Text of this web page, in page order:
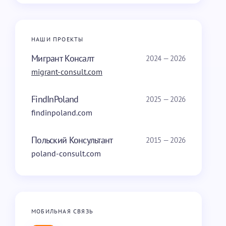
НАШИ ПРОЕКТЫ
Мигрант Консалт 2024 — 2026
migrant-consult.com
FindInPoland 2025 — 2026
findinpoland.com
Польский Консультант 2015 — 2026
poland-consult.com
МОБИЛЬНАЯ СВЯЗЬ